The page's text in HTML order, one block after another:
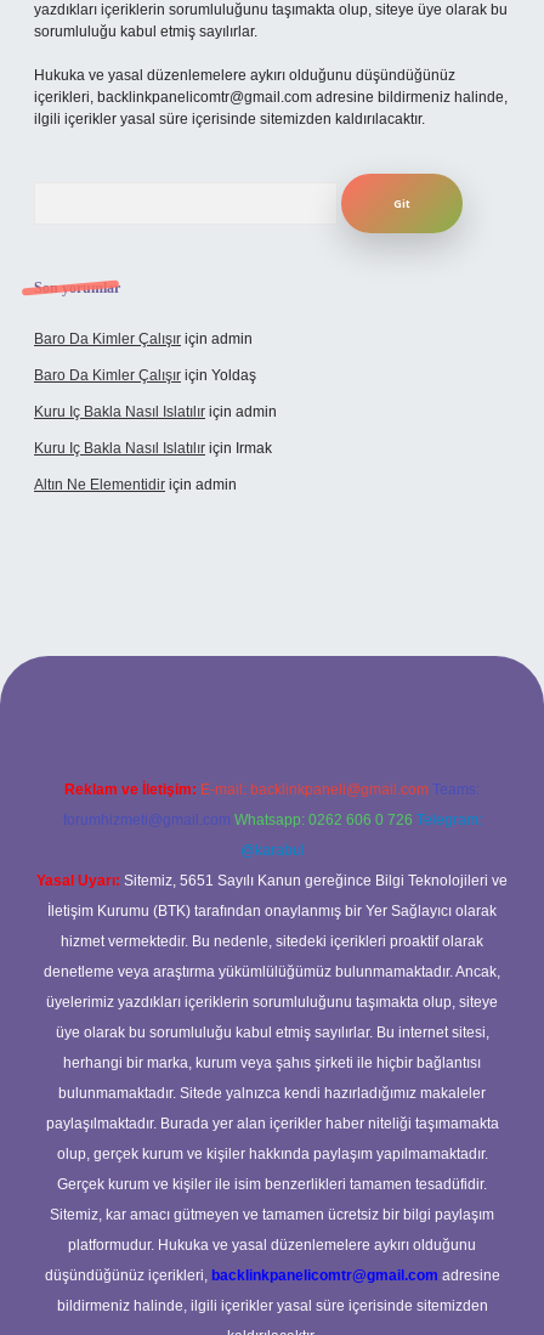
yazdıkları içeriklerin sorumluluğunu taşımakta olup, siteye üye olarak bu
sorumluluğu kabul etmiş sayılırlar.
Hukuka ve yasal düzenlemelere aykırı olduğunu düşündüğünüz
içerikleri, backlinkpanelicomtr@gmail.com adresine bildirmeniz halinde,
ilgili içerikler yasal süre içerisinde sitemizden kaldırılacaktır.
Son yorumlar
Baro Da Kimler Çalışır için admin
Baro Da Kimler Çalışır için Yoldaş
Kuru Iç Bakla Nasıl Islatılır için admin
Kuru Iç Bakla Nasıl Islatılır için Irmak
Altın Ne Elementidir için admin
güncel giriş
Reklam ve İletişim: E-mail: backlinkpaneli@gmail.com Teams:
forumhizmeti@gmail.com Whatsapp: 0262 606 0 726 Telegram:
@karabul
Yasal Uyarı: Sitemiz, 5651 Sayılı Kanun gereğince Bilgi Teknolojileri ve
İletişim Kurumu (BTK) tarafından onaylanmış bir Yer Sağlayıcı olarak
hizmet vermektedir. Bu nedenle, sitedeki içerikleri proaktif olarak
denetleme veya araştırma yükümlülüğümüz bulunmamaktadır. Ancak,
üyelerimiz yazdıkları içeriklerin sorumluluğunu taşımakta olup, siteye
üye olarak bu sorumluluğu kabul etmiş sayılırlar. Bu internet sitesi,
herhangi bir marka, kurum veya şahıs şirketi ile hiçbir bağlantısı
bulunmamaktadır. Sitede yalnızca kendi hazırladığımız makaleler
paylaşılmaktadır. Burada yer alan içerikler haber niteliği taşımamakta
olup, gerçek kurum ve kişiler hakkında paylaşım yapılmamaktadır.
Gerçek kurum ve kişiler ile isim benzerlikleri tamamen tesadüfidir.
Sitemiz, kar amacı gütmeyen ve tamamen ücretsiz bir bilgi paylaşım
platformudur. Hukuka ve yasal düzenlemelere aykırı olduğunu
düşündüğünüz içerikleri, backlinkpanelicomtr@gmail.com adresine
bildirmeniz halinde, ilgili içerikler yasal süre içerisinde sitemizden